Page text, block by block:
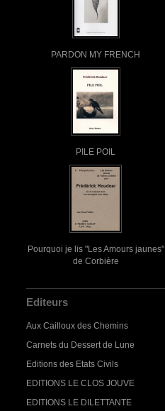
PARDON MY FRENCH
PILE POIL
Pourquoi je lis "Les Amours jaunes"
de Corbière
Editeurs
Aux Cailloux des Chemins
Carnets du Dessert de Lune
Editions des Etats Civils
EDITIONS LE CLOS JOUVE
EDITIONS LE DILETTANTE